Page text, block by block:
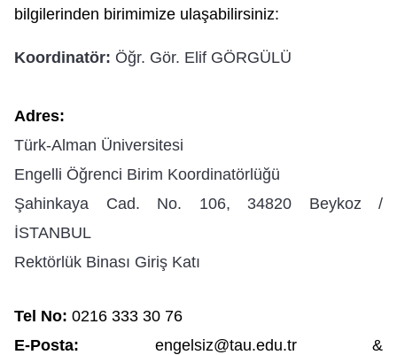
bilgilerinden birimimize ulaşabilirsiniz:
Koordinatör: Öğr. Gör. Elif GÖRGÜLÜ
Adres:
Türk-Alman Üniversitesi
Engelli Öğrenci Birim Koordinatörlüğü
Şahinkaya Cad. No. 106, 34820 Beykoz /
İSTANBUL
Rektörlük Binası Giriş Katı
Tel No: 0216 333 30 76
E‑Posta:
engelsiz@tau.edu.tr &